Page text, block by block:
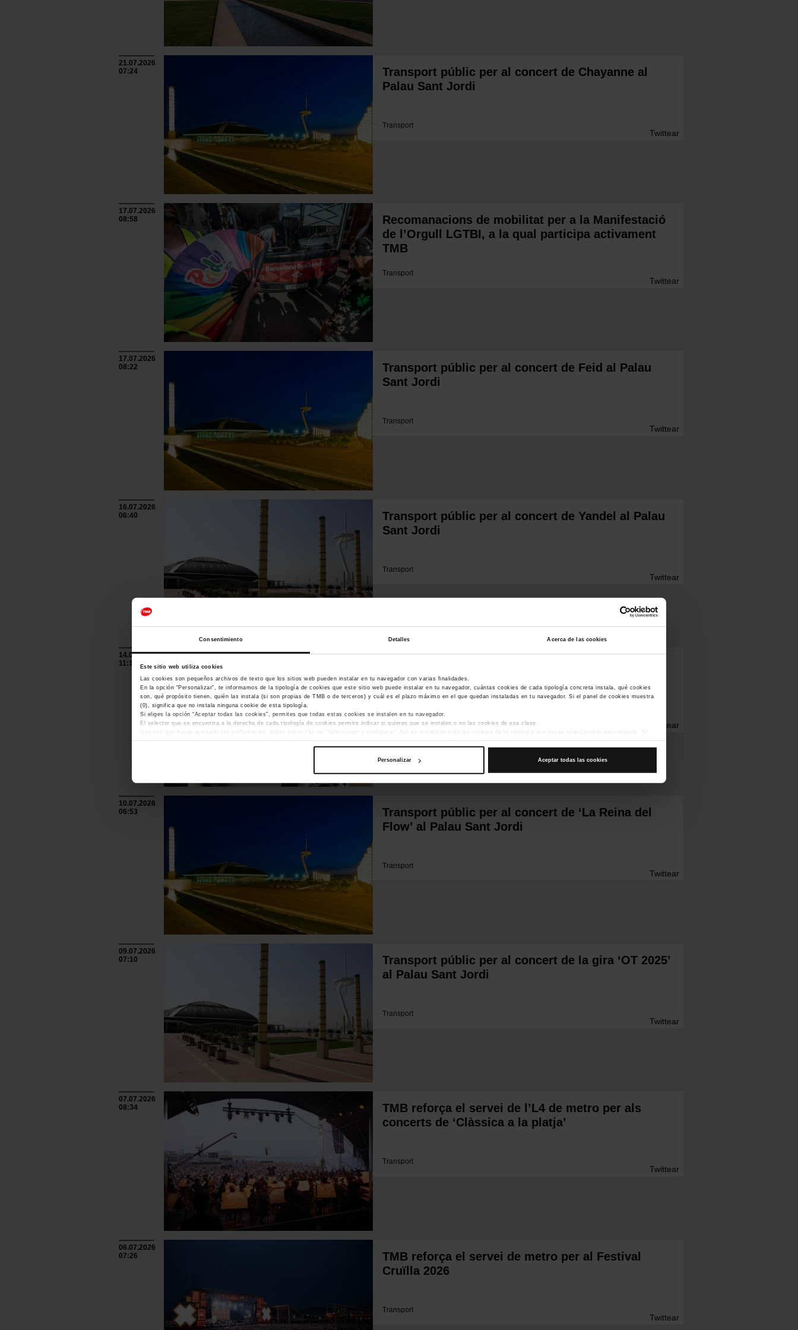
Consentimiento Detalles Acerca de las cookies
Este sitio web utiliza cookies
Las cookies son pequeños archivos de texto que los sitios web pueden instalar en tu navegador con varias finalidades.
En la opción “Personalizar”, te informamos de la tipología de cookies que este sitio web puede instalar en tu navegador, cuántas cookies de cada tipología concreta instala, qué cookies
son, qué propósito tienen, quién las instala (si son propias de TMB o de terceros) y cuál es el plazo máximo en el que quedan instaladas en tu navegador. Si el panel de cookies muestra
(0), significa que no instala ninguna cookie de esta tipología.
Si eliges la opción “Aceptar todas las cookies”, permites que todas estas cookies se instalen en tu navegador.
El selector que se encuentra a la derecha de cada tipología de cookies permite indicar si quieres que se instalen o no las cookies de esa clase.
Una vez que hayas marcado tus preferencias, debes hacer clic en “Seleccionar y configurar”. Así se instalarán solo las cookies de la tipología que hayas seleccionado previamente. Te
sugerimos que selecciones las cookies de personalización, porque permiten recordar tus opciones de navegación (como el idioma) y mejoran tu experiencia de usuario.
Personalizar Aceptar todas las cookies
21.07.2026
07:24
Transport públic per al concert de Chayanne al
Palau Sant Jordi
Transport
Twittear
17.07.2026
08:58
Recomanacions de mobilitat per a la Manifestació
de l’Orgull LGTBI, a la qual participa activament
TMB
Transport
Twittear
17.07.2026
08:22
Transport públic per al concert de Feid al Palau
Sant Jordi
Transport
Twittear
16.07.2026
06:40
Transport públic per al concert de Yandel al Palau
Sant Jordi
Transport
Twittear
14.07.2026
11:12
terç de la flota ja serà de zero emissions
Transport
Twittear
10.07.2026
06:53
Transport públic per al concert de ‘La Reina del
Flow’ al Palau Sant Jordi
Transport
Twittear
09.07.2026
07:10
Transport públic per al concert de la gira ‘OT 2025’
al Palau Sant Jordi
Transport
Twittear
07.07.2026
08:34
TMB reforça el servei de l’L4 de metro per als
concerts de ‘Clàssica a la platja’
Transport
Twittear
06.07.2026
07:26
TMB reforça el servei de metro per al Festival
Cruïlla 2026
Transport
Twittear